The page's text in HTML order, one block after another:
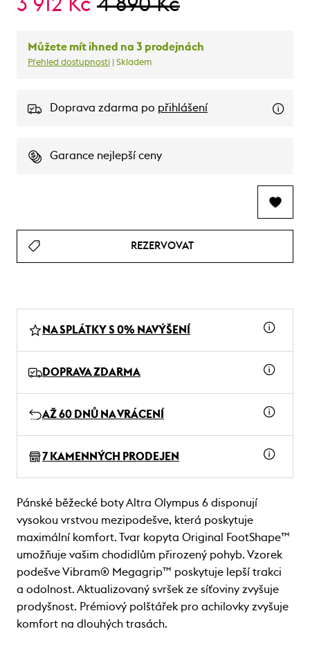
3 912 Kč 4 890 Kč
Můžete mít ihned na 3 prodejnách
Přehled dostupnosti | Skladem
Doprava zdarma po přihlášení
Garance nejlepší ceny
REZERVOVAT
NA SPLÁTKY S 0% NAVÝŠENÍ
DOPRAVA ZDARMA
AŽ 60 DNŮ NA VRÁCENÍ
7 KAMENNÝCH PRODEJEN
Pánské běžecké boty Altra Olympus 6 disponují
vysokou vrstvou mezipodešve, která poskytuje
maximální komfort. Tvar kopyta Original FootShape™
umožňuje vašim chodidlům přirozený pohyb. Vzorek
podešve Vibram® Megagrip™ poskytuje lepší trakci
a odolnost. Aktualizovaný svršek ze síťoviny zvyšuje
prodyšnost. Prémiový polštářek pro achilovky zvyšuje
komfort na dlouhých trasách.